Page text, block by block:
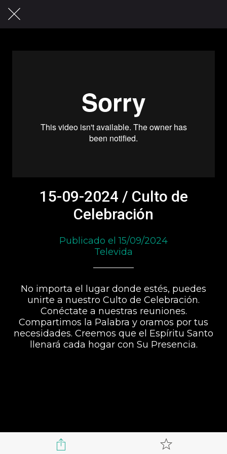
15-09-2024 / Culto de
Celebración
Publicado el 15/09/2024
Televida
No importa el lugar donde estés, puedes
unirte a nuestro Culto de Celebración.
Conéctate a nuestras reuniones.
Compartimos la Palabra y oramos por tus
necesidades. Creemos que el Espíritu Santo
llenará cada hogar con Su Presencia.